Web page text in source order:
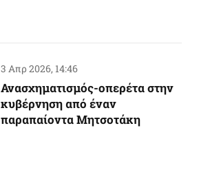
3 Απρ 2026, 14:46
Ανασχηματισμός-οπερέτα στην
κυβέρνηση από έναν
παραπαίοντα Μητσοτάκη